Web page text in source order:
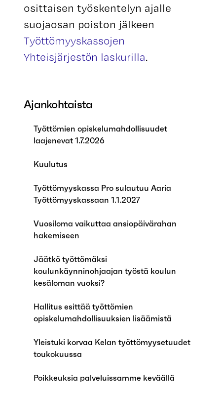
Ajankohtaista
Työttömien opiskelumahdollisuudet
laajenevat 1.7.2026
Kuulutus
Työttömyyskassa Pro sulautuu Aaria
Työttömyyskassaan 1.1.2027
Vuosiloma vaikuttaa ansiopäivärahan
hakemiseen
Jäätkö työttömäksi
koulunkäynninohjaajan työstä koulun
kesäloman vuoksi?
Hallitus esittää työttömien
opiskelumahdollisuuksien lisäämistä
Yleistuki korvaa Kelan työttömyysetuudet
toukokuussa
Poikkeuksia palveluissamme keväällä
osittaisen työskentelyn ajalle
suojaosan poiston jälkeen
Työttömyyskassojen
Yhteisjärjestön laskurilla.